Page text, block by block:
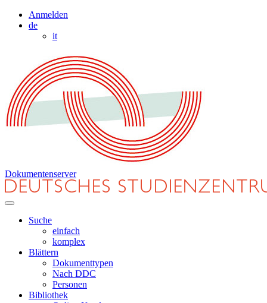
Anmelden
de
it
Dokumentenserver
Suche
einfach
komplex
Blättern
Dokumenttypen
Nach DDC
Personen
Bibliothek